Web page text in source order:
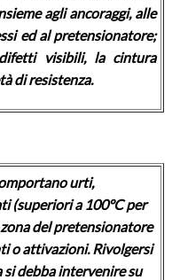
agli ancoraggi, alle
ed al pretensionatore;
visibili, la cintura
di resistenza.
urti,
(superiori a 100°C per
del pretensionatore
o attivazioni. Rivolgersi
si debba intervenire su